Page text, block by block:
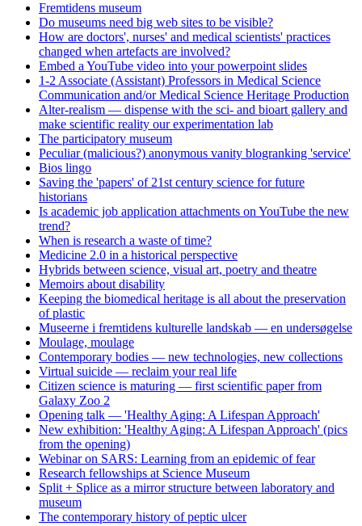
Fremtidens museum
Do museums need big web sites to be visible?
How are doctors', nurses' and medical scientists' practices
changed when artefacts are involved?
Embed a YouTube video into your powerpoint slides
1-2 Associate (Assistant) Professors in Medical Science
Communication and/or Medical Science Heritage Production
Alter-realism — dispense with the sci- and bioart gallery and
make scientific reality our experimentation lab
The participatory museum
Peculiar (malicious?) anonymous vanity blogranking 'service'
Bios lingo
Saving the 'papers' of 21st century science for future
historians
Is academic job application attachments on YouTube the new
trend?
When is research a waste of time?
Medicine 2.0 in a historical perspective
Hybrids between science, visual art, poetry and theatre
Memoirs about disability
Keeping the biomedical heritage is all about the preservation
of plastic
Museerne i fremtidens kulturelle landskab — en undersøgelse
Moulage, moulage
Contemporary bodies — new technologies, new collections
Virtual suicide — reclaim your real life
Citizen science is maturing — first scientific paper from
Galaxy Zoo 2
Opening talk — 'Healthy Aging: A Lifespan Approach'
New exhibition: 'Healthy Aging: A Lifespan Approach' (pics
from the opening)
Webinar on SARS: Learning from an epidemic of fear
Research fellowships at Science Museum
Split + Splice as a mirror structure between laboratory and
museum
The contemporary history of peptic ulcer